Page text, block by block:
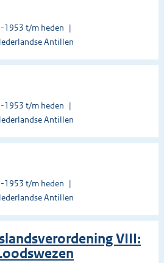
1953 t/m heden
Antillen
1953 t/m heden
Antillen
1953 t/m heden
Antillen
VIII: